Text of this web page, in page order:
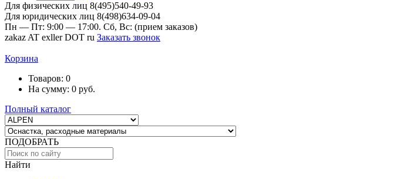
Для физических лиц 8(495)540-49-93
Для юридических лиц 8(498)634-09-04
Пн — Пт: 9:00 — 17:00. Сб, Вс: (прием заказов)
zakaz AT exller DOT ru Заказать звонок
Корзина
Товаров: 0
На сумму: 0 руб.
Полный каталог
ПОДОБРАТЬ
Найти